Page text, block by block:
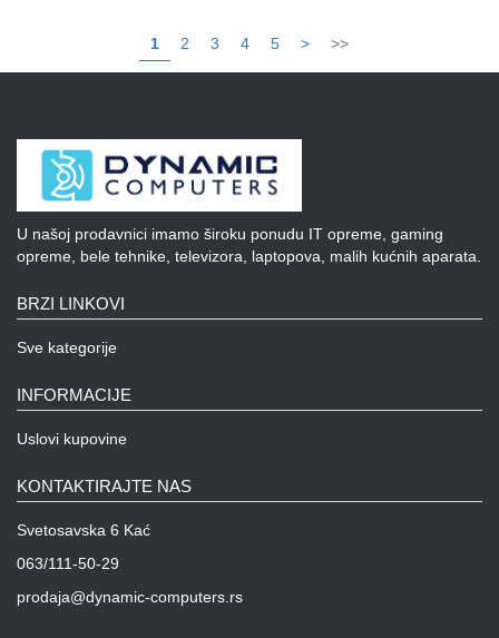
1 2 3 4 5 > >>
U našoj prodavnici imamo široku ponudu IT opreme, gaming
opreme, bele tehnike, televizora, laptopova, malih kućnih aparata.
BRZI LINKOVI
Sve kategorije
INFORMACIJE
Uslovi kupovine
KONTAKTIRAJTE NAS
Svetosavska 6 Kać
063/111-50-29
prodaja@dynamic-computers.rs